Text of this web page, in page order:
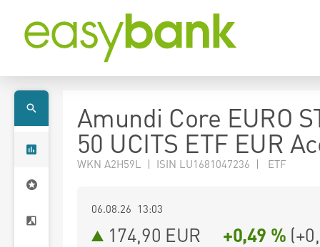
Amundi Core EURO
50 UCITS ETF EUR
WKN A2H59L | ISIN LU1681047236 | ETF
06.08.26 13:03
174,90 EUR +0,49 % (